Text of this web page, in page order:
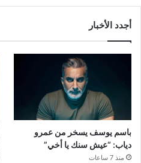
أجدد الأخبار
باسم يوسف يسخر من عمرو
دياب: “عيش سنك يا أخي”
منذ 7 ساعات